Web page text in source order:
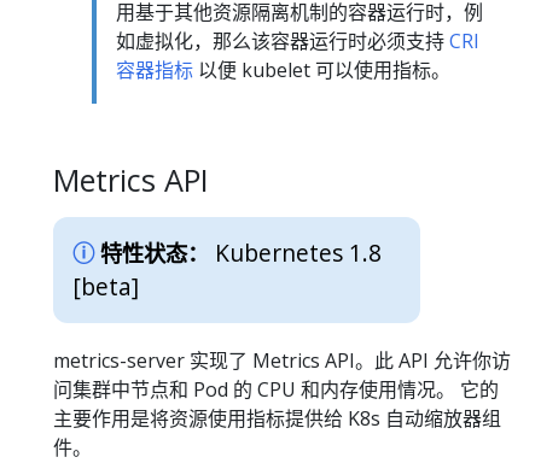
用基于其他资源隔离机制的容器运行时，例
如虚拟化，那么该容器运行时必须支持CRI
容器指标 以便 kubelet 可以使用指标。
Metrics API
特性状态：
Kubernetes 1.8
[beta]
metrics-server 实现了 Metrics API。此 API 允许你访
问集群中节点和 Pod 的 CPU 和内存使用情况。 它的
主要作用是将资源使用指标提供给 K8s 自动缩放器组
件。